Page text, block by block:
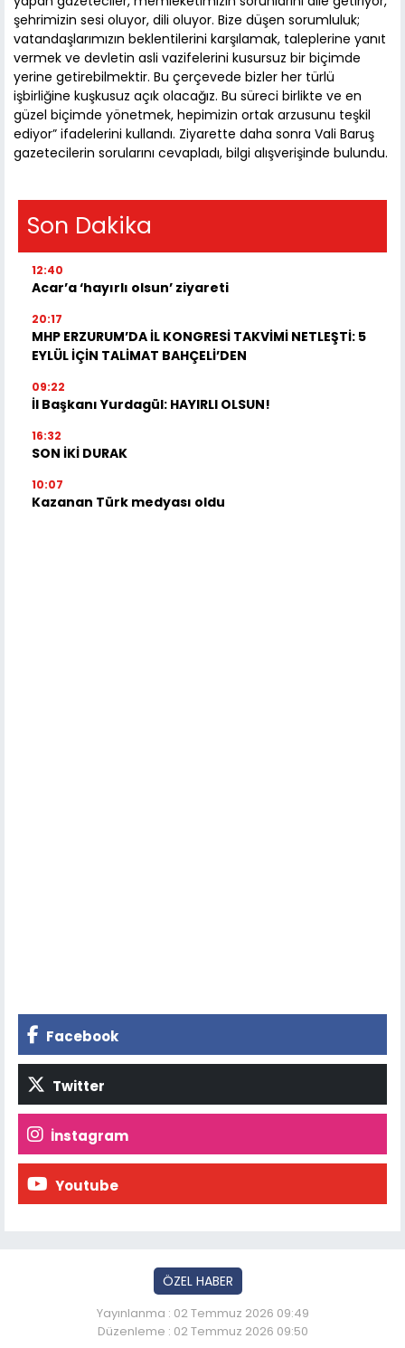
şehrimizin sesi oluyor, dili oluyor. Bize düşen sorumluluk;
vatandaşlarımızın beklentilerini karşılamak, taleplerine yanıt
vermek ve devletin asli vazifelerini kusursuz bir biçimde
yerine getirebilmektir. Bu çerçevede bizler her türlü
işbirliğine kuşkusuz açık olacağız. Bu süreci birlikte ve en
güzel biçimde yönetmek, hepimizin ortak arzusunu teşkil
ediyor” ifadelerini kullandı. Ziyarette daha sonra Vali Baruş
gazetecilerin sorularını cevapladı, bilgi alışverişinde bulundu.
Son Dakika
12:40
Acar’a ‘hayırlı olsun’ ziyareti
20:17
MHP ERZURUM’DA İL KONGRESİ TAKVİMİ NETLEŞTİ: 5
EYLÜL İÇİN TALİMAT BAHÇELİ’DEN
09:22
İl Başkanı Yurdagül: HAYIRLI OLSUN!
16:32
SON İKİ DURAK
10:07
Kazanan Türk medyası oldu
Facebook
Twitter
İnstagram
Youtube
ÖZEL HABER
Yayınlanma : 02 Temmuz 2026 09:49
Düzenleme : 02 Temmuz 2026 09:50